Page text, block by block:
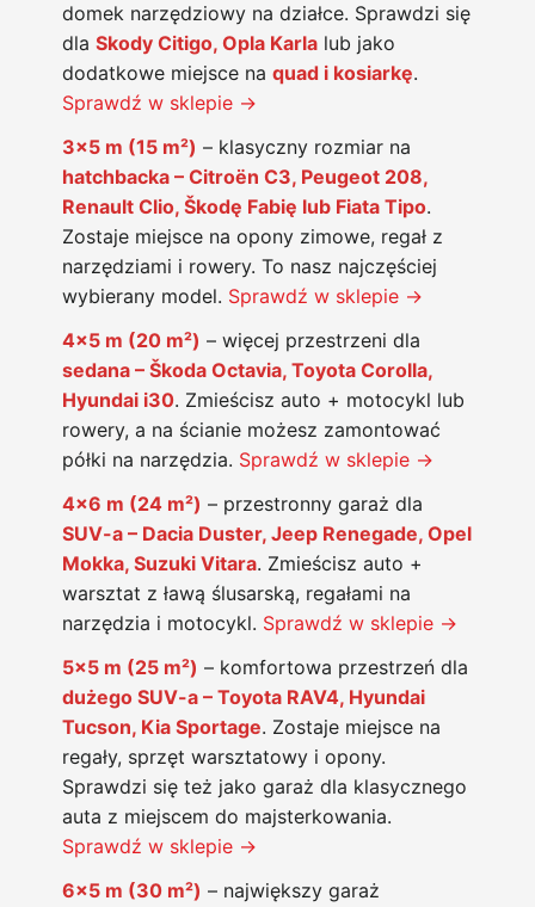
domek narzędziowy na działce. Sprawdzi się
dla Skody Citigo, Opla Karla lub jako
dodatkowe miejsce na quad i kosiarkę.
Sprawdź w sklepie →
3×5 m (15 m²) – klasyczny rozmiar na
hatchbacka – Citroën C3, Peugeot 208,
Renault Clio, Škodę Fabię lub Fiata Tipo.
Zostaje miejsce na opony zimowe, regał z
narzędziami i rowery. To nasz najczęściej
wybierany model. Sprawdź w sklepie →
4×5 m (20 m²) – więcej przestrzeni dla
sedana – Škoda Octavia, Toyota Corolla,
Hyundai i30. Zmieścisz auto + motocykl lub
rowery, a na ścianie możesz zamontować
półki na narzędzia. Sprawdź w sklepie →
4×6 m (24 m²) – przestronny garaż dla
SUV-a – Dacia Duster, Jeep Renegade, Opel
Mokka, Suzuki Vitara. Zmieścisz auto +
warsztat z ławą ślusarską, regałami na
narzędzia i motocykl. Sprawdź w sklepie →
5×5 m (25 m²) – komfortowa przestrzeń dla
dużego SUV-a – Toyota RAV4, Hyundai
Tucson, Kia Sportage. Zostaje miejsce na
regały, sprzęt warsztatowy i opony.
Sprawdzi się też jako garaż dla klasycznego
auta z miejscem do majsterkowania.
Sprawdź w sklepie →
6×5 m (30 m²) – największy garaż